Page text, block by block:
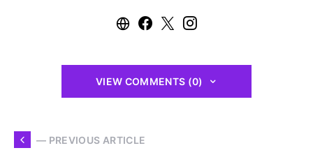
VIEW COMMENTS (0)
— PREVIOUS ARTICLE